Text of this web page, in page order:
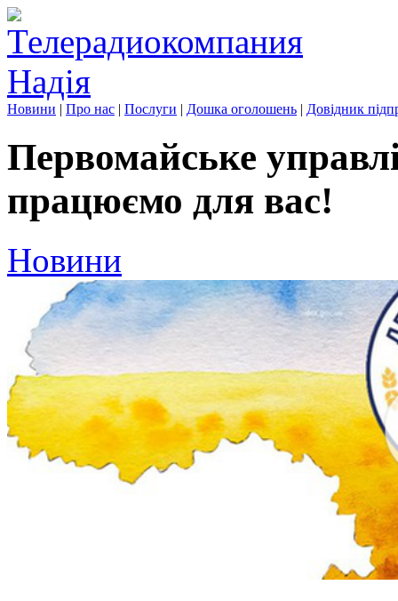
Новини | Про нас | Послуги | Дошка оголошень | Довідник
Первомайське
працюємо для вас!
Новини